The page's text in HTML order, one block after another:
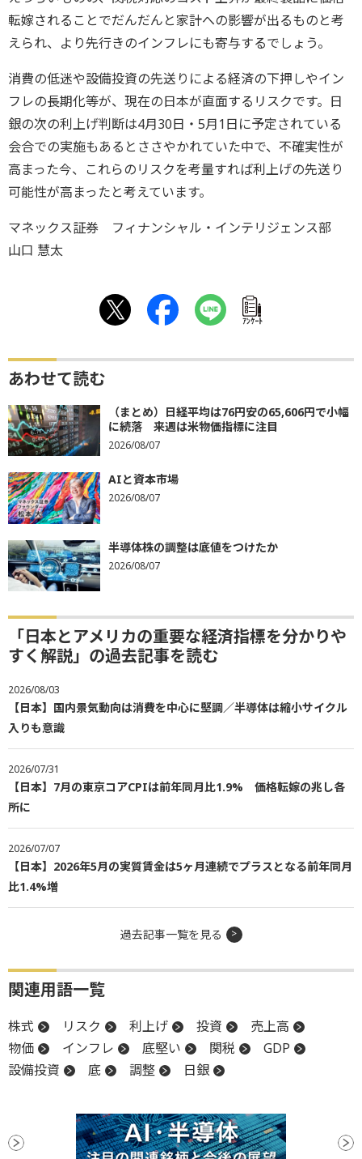
転嫁されることでだんだんと家計への影響が出るものと考
えられ、より先行きのインフレにも寄与するでしょう。
消費の低迷や設備投資の先送りによる経済の下押しやイン
フレの長期化等が、現在の日本が直面するリスクです。日
銀の次の利上げ判断は4月30日・5月1日に予定されている
会合での実施もあるとささやかれていた中で、不確実性が
高まった今、これらのリスクを考量すれば利上げの先送り
可能性が高まったと考えています。
マネックス証券 フィナンシャル・インテリジェンス部
山口 慧太
ｱﾝｹｰﾄ
あわせて読む
（まとめ）日経平均は76円安の65,606円で小幅
に続落 来週は米物価指標に注目
2026/08/07
AIと資本市場
2026/08/07
半導体株の調整は底値をつけたか
2026/08/07
「日本とアメリカの重要な経済指標を分かりや
すく解説」の過去記事を読む
2026/08/03
【日本】国内景気動向は消費を中心に堅調／半導体は縮小サイクル
入りも意識
2026/07/31
【日本】7月の東京コアCPIは前年同月比1.9% 価格転嫁の兆し各
所に
2026/07/07
【日本】2026年5月の実質賃金は5ヶ月連続でプラスとなる前年同月
比1.4%増
過去記事一覧を見る
関連用語一覧
株式 リスク 利上げ 投資
売上高
物価
インフレ 底堅い 関税
GDP
設備投資
底 調整 日銀